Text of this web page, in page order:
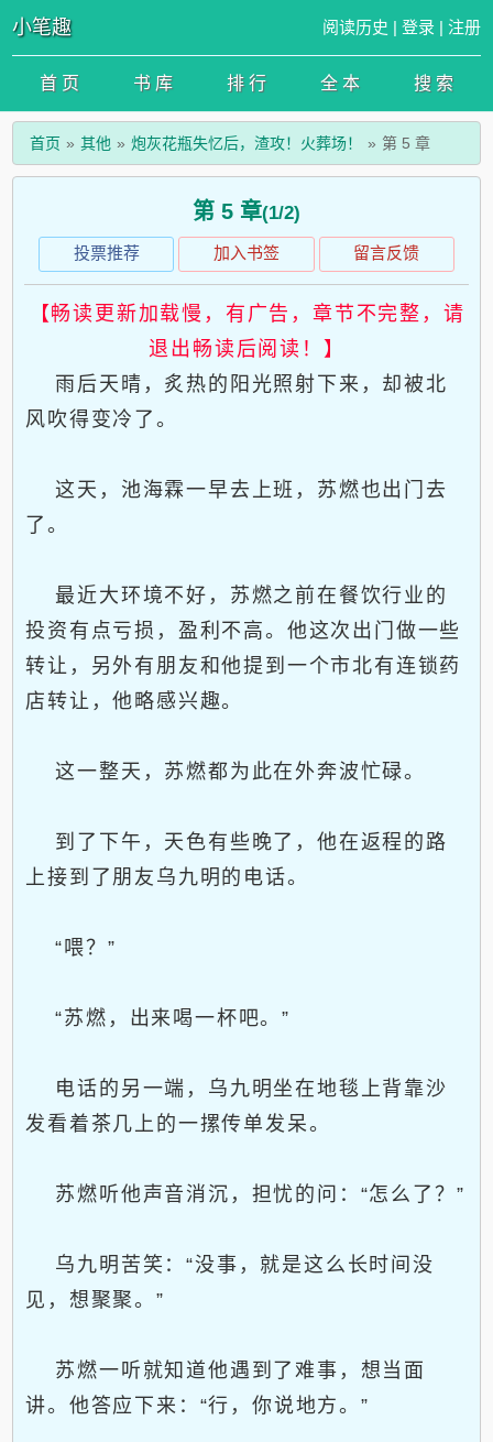
小笔趣 阅读历史 | 登录 | 注册
首 页 书 库 排 行 全 本 搜 索
首页 其他 炮灰花瓶失忆后，渣攻！火葬场！ 第 5 章
第 5 章(1/2)
投票推荐 加入书签 留言反馈
【畅读更新加载慢，有广告，章节不完整，请
退出畅读后阅读！】
雨后天晴，炙热的阳光照射下来，却被北
风吹得变冷了。
这天，池海霖一早去上班，苏燃也出门去
了。
最近大环境不好，苏燃之前在餐饮行业的
投资有点亏损，盈利不高。他这次出门做一些
转让，另外有朋友和他提到一个市北有连锁药
店转让，他略感兴趣。
这一整天，苏燃都为此在外奔波忙碌。
到了下午，天色有些晚了，他在返程的路
上接到了朋友乌九明的电话。
“喂？”
“苏燃，出来喝一杯吧。”
电话的另一端，乌九明坐在地毯上背靠沙
发看着茶几上的一摞传单发呆。
苏燃听他声音消沉，担忧的问：“怎么了？”
乌九明苦笑：“没事，就是这么长时间没
见，想聚聚。”
苏燃一听就知道他遇到了难事，想当面
讲。他答应下来：“行，你说地方。”